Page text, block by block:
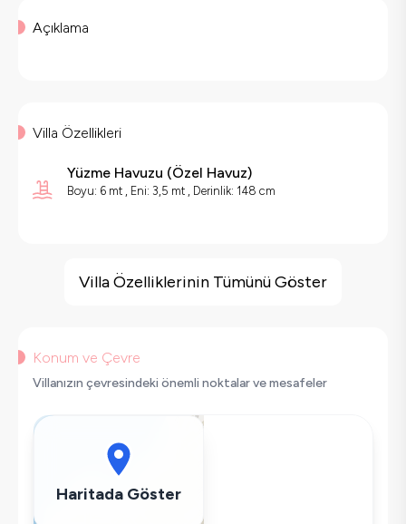
Açıklama
Villa Özellikleri
Yüzme Havuzu (Özel Havuz)
Boyu: 6 mt , Eni: 3,5 mt , Derinlik: 148 cm
Barbekü
Korunaklı Havuz
Saç Kurutma Makinası
Çamaşır Makinesi
Villa Özelliklerinin Tümünü Göster
Konum ve Çevre
Villanızın çevresindeki önemli noktalar ve mesafeler
Haritada Göster